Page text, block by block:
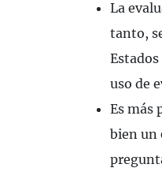
La
tanto,
uso de
Es más
bien un